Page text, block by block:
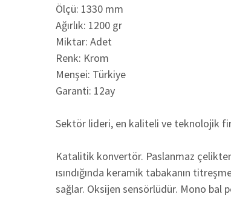
Ölçü: 1330 mm
Ağırlık: 1200 gr
Miktar: Adet
Renk: Krom
Menşei: Türkiye
Garanti: 12ay
Sektör lideri, en kaliteli ve teknolojik
Katalitik konvertör. Paslanmaz
ısındığında keramik tabakanın
sağlar. Oksijen sensörlüdür. Mono bal